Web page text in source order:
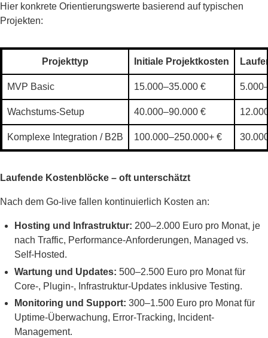
Hier konkrete Orientierungswerte basierend auf typischen
Projekten:
Projekttyp Initiale Projektkosten
MVP Basic 15.000–35.000 €
Wachstums-Setup 40.000–90.000 €
Komplexe Integration / B2B 100.000–250.000+ €
Laufende Kostenblöcke – oft unterschätzt
Nach dem Go-live fallen kontinuierlich Kosten an:
Hosting und Infrastruktur: 200–2.000 Euro pro Monat, je
nach Traffic, Performance-Anforderungen, Managed vs.
Self-Hosted.
Wartung und Updates: 500–2.500 Euro pro Monat für
Core-, Plugin-, Infrastruktur-Updates inklusive Testing.
Monitoring und Support: 300–1.500 Euro pro Monat für
Uptime-Überwachung, Error-Tracking, Incident-
Management.